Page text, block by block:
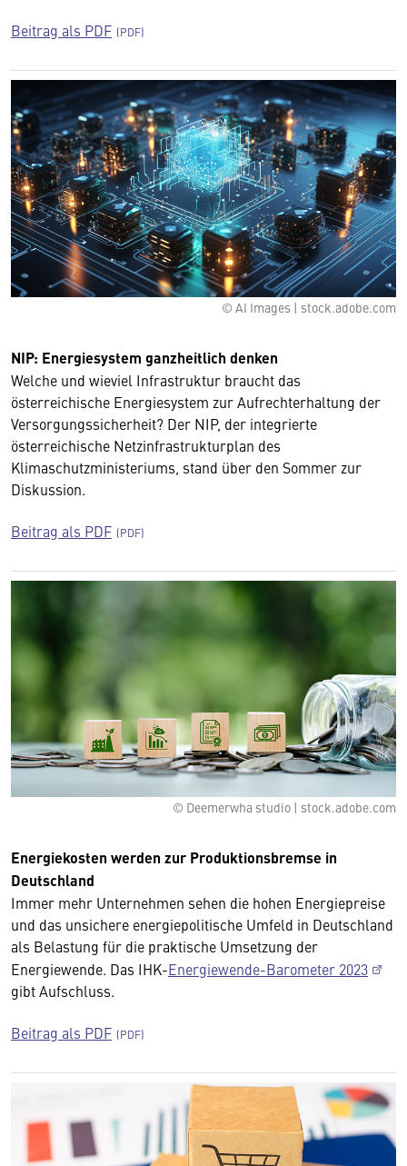
Beitrag als PDF
© AI Images | stock.adobe.com
NIP: Energiesystem ganzheitlich denken
Welche und wieviel Infrastruktur braucht das
österreichische Energiesystem zur Aufrechterhaltung der
Versorgungssicherheit? Der NIP, der integrierte
österreichische Netzinfrastrukturplan des
Klimaschutzministeriums, stand über den Sommer zur
Diskussion.
Beitrag als PDF
© Deemerwha studio | stock.adobe.com
Energiekosten werden zur Produktionsbremse in
Deutschland
Immer mehr Unternehmen sehen die hohen Energiepreise
und das unsichere energiepolitische Umfeld in Deutschland
als Belastung für die praktische Umsetzung der
Energiewende. Das IHK-Energiewende-Barometer 2023
gibt Aufschluss.
Beitrag als PDF